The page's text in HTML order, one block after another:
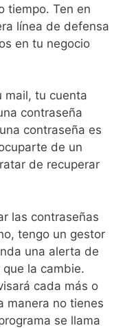
tiempo. Ten en
línea de defensa
en tu negocio
mail, tu cuenta
contraseña
contraseña es
de un
de recuperar
las contraseñas
tengo un gestor
una alerta de
la cambie.
cada más o
manera no tienes
se llama